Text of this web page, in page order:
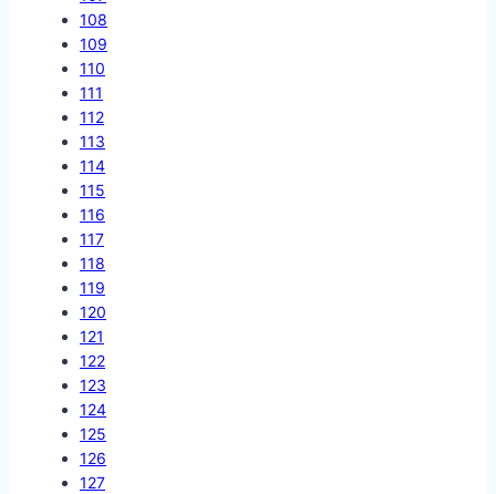
108
109
110
111
112
113
114
115
116
117
118
119
120
121
122
123
124
125
126
127